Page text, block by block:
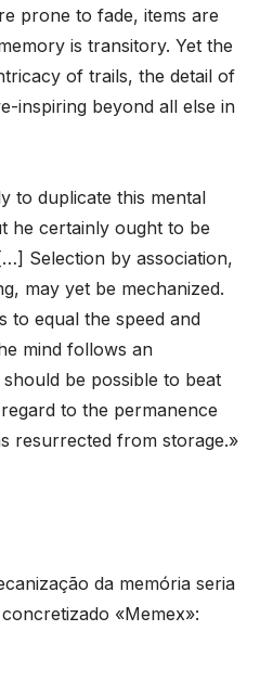
prone to fade, items are
is transitory. Yet the
of trails, the detail of
inspiring beyond all else in
to duplicate this mental
he certainly ought to be
Selection by association,
may yet be mechanized.
to equal the speed and
mind follows an
be possible to beat
to the permanence
resurrected from storage.»
da memória seria
«Memex»: